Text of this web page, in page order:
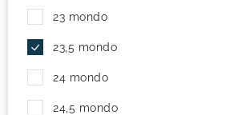
23 mondo
23,5 mondo
24 mondo
24,5 mondo